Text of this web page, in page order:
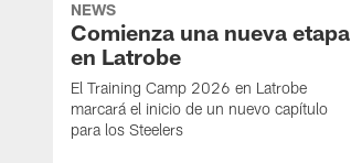
NEWS
Comienza una nueva etapa
en Latrobe
El Training Camp 2026 en Latrobe
marcará el inicio de un nuevo capítulo
para los Steelers